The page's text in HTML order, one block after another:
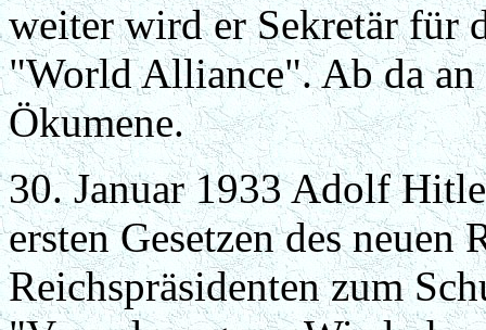
weiter wird er Sekretär für
"World Alliance". Ab da
Ökumene.
30. Januar 1933 Adolf
ersten Gesetzen des
Reichspräsidenten zum